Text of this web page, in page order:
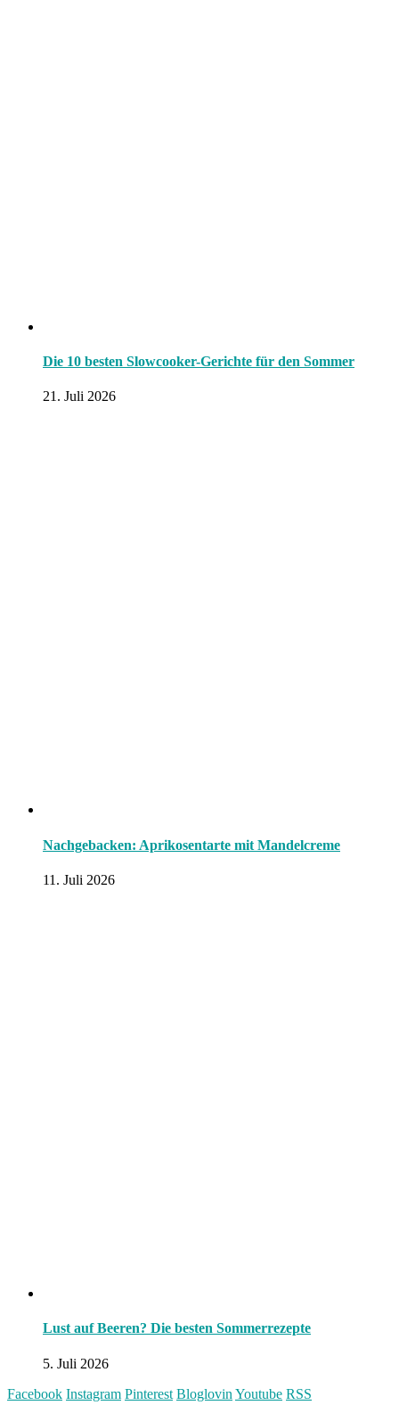
Die 10 besten Slowcooker-Gerichte für den Sommer
21. Juli 2026
Nachgebacken: Aprikosentarte mit Mandelcreme
11. Juli 2026
Lust auf Beeren? Die besten Sommerrezepte
5. Juli 2026
Facebook Instagram Pinterest Bloglovin Youtube RSS